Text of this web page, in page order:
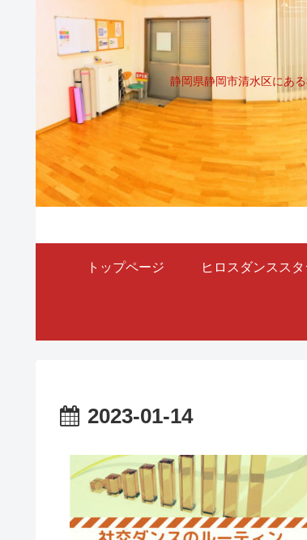
静岡県静岡市清水区にあ
トップページ ヒロスダンスス
2023-01-14